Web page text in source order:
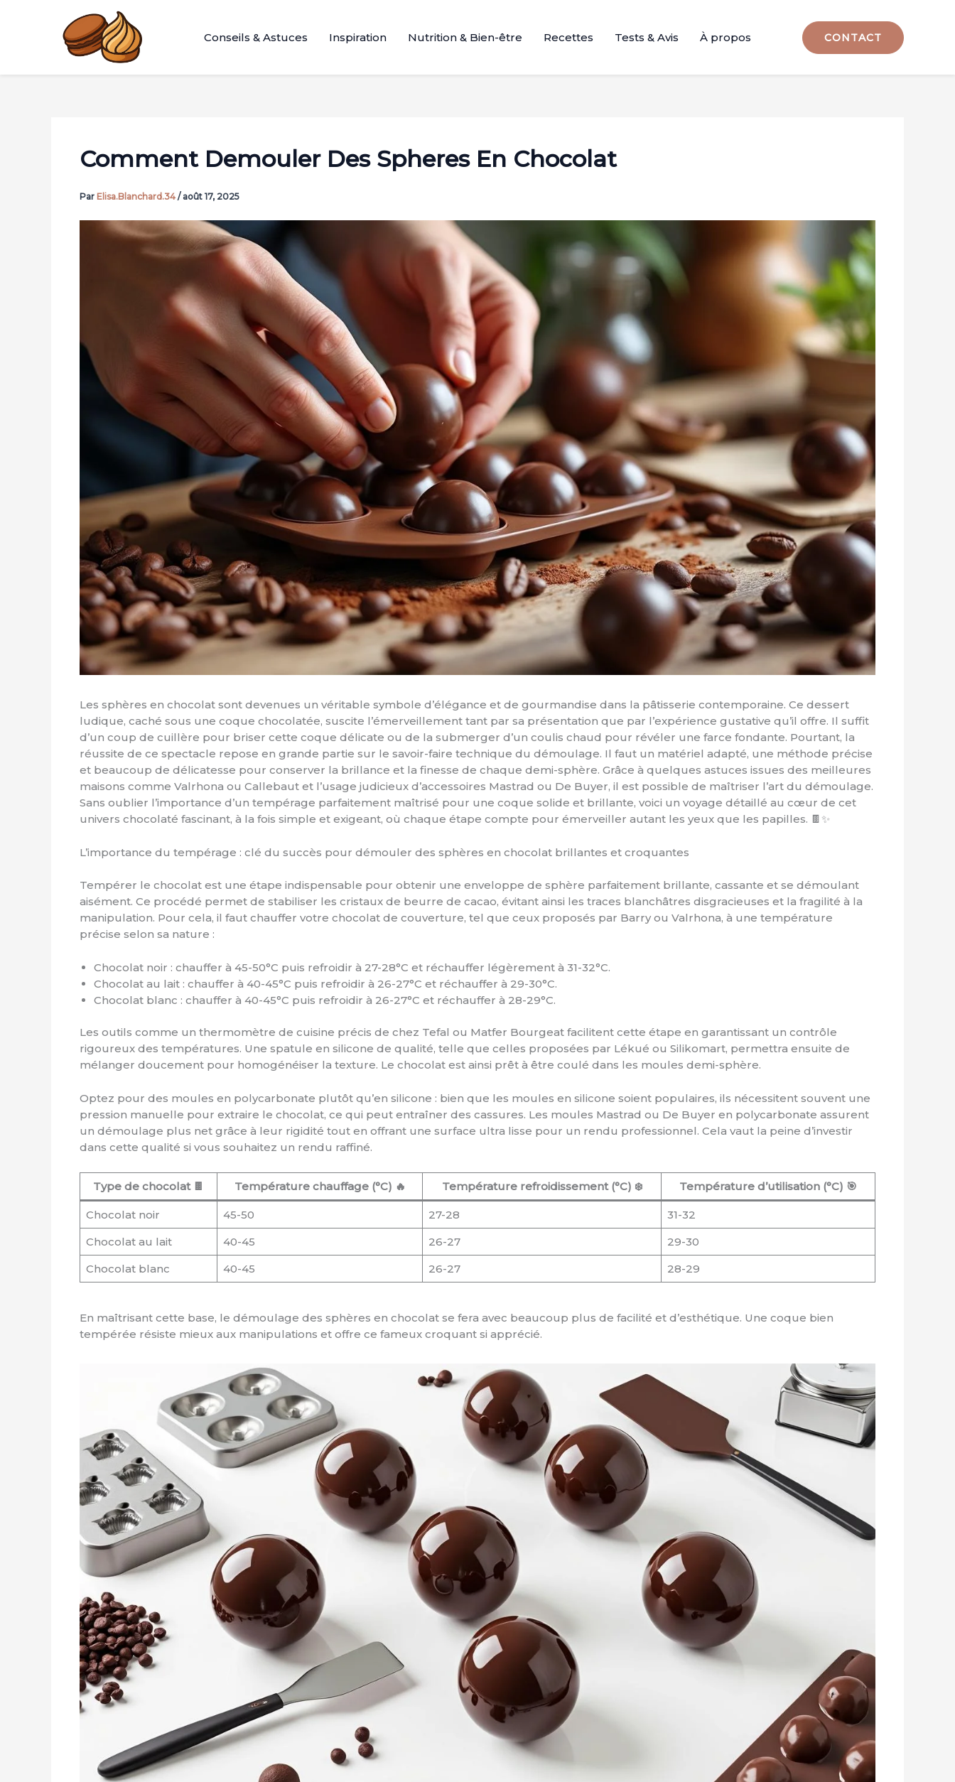
Conseils & Astuces Inspiration Nutrition & Bien-être Recettes Tests & Avis À propos CONTACT
Comment Demouler Des Spheres En Chocolat
Par Elisa.Blanchard.34 / août 17, 2025
Les sphères en chocolat sont devenues un véritable symbole d’élégance et de gourmandise dans la pâtisserie contemporaine. Ce dessert
ludique, caché sous une coque chocolatée, suscite l’émerveillement tant par sa présentation que par l’expérience gustative qu’il offre. Il suffit
d’un coup de cuillère pour briser cette coque délicate ou de la submerger d’un coulis chaud pour révéler une farce fondante. Pourtant, la
réussite de ce spectacle repose en grande partie sur le savoir-faire technique du démoulage. Il faut un matériel adapté, une méthode précise
et beaucoup de délicatesse pour conserver la brillance et la finesse de chaque demi-sphère. Grâce à quelques astuces issues des meilleures
maisons comme Valrhona ou Callebaut et l’usage judicieux d’accessoires Mastrad ou De Buyer, il est possible de maîtriser l’art du démoulage.
Sans oublier l’importance d’un tempérage parfaitement maîtrisé pour une coque solide et brillante, voici un voyage détaillé au cœur de cet
univers chocolaté fascinant, à la fois simple et exigeant, où chaque étape compte pour émerveiller autant les yeux que les papilles. 🍫✨
L’importance du tempérage : clé du succès pour démouler des sphères en chocolat brillantes et croquantes
Tempérer le chocolat est une étape indispensable pour obtenir une enveloppe de sphère parfaitement brillante, cassante et se démoulant
aisément. Ce procédé permet de stabiliser les cristaux de beurre de cacao, évitant ainsi les traces blanchâtres disgracieuses et la fragilité à la
manipulation. Pour cela, il faut chauffer votre chocolat de couverture, tel que ceux proposés par Barry ou Valrhona, à une température
précise selon sa nature :
Chocolat noir : chauffer à 45-50°C puis refroidir à 27-28°C et réchauffer légèrement à 31-32°C.
Chocolat au lait : chauffer à 40-45°C puis refroidir à 26-27°C et réchauffer à 29-30°C.
Chocolat blanc : chauffer à 40-45°C puis refroidir à 26-27°C et réchauffer à 28-29°C.
Les outils comme un thermomètre de cuisine précis de chez Tefal ou Matfer Bourgeat facilitent cette étape en garantissant un contrôle
rigoureux des températures. Une spatule en silicone de qualité, telle que celles proposées par Lékué ou Silikomart, permettra ensuite de
mélanger doucement pour homogénéiser la texture. Le chocolat est ainsi prêt à être coulé dans les moules demi-sphère.
Optez pour des moules en polycarbonate plutôt qu’en silicone : bien que les moules en silicone soient populaires, ils nécessitent souvent une
pression manuelle pour extraire le chocolat, ce qui peut entraîner des cassures. Les moules Mastrad ou De Buyer en polycarbonate assurent
un démoulage plus net grâce à leur rigidité tout en offrant une surface ultra lisse pour un rendu professionnel. Cela vaut la peine d’investir
dans cette qualité si vous souhaitez un rendu raffiné.
Type de chocolat 🍫 Température chauffage (°C) 🔥 Température refroidissement (°C) ❄️ Température d’utilisation (°C) 🎯
Chocolat noir 45-50 27-28
31-32
Chocolat au lait
40-45 26-27
29-30
Chocolat blanc
40-45 26-27 28-29
En maîtrisant cette base, le démoulage des sphères en chocolat se fera avec beaucoup plus de facilité et d’esthétique. Une coque bien
tempérée résiste mieux aux manipulations et offre ce fameux croquant si apprécié.